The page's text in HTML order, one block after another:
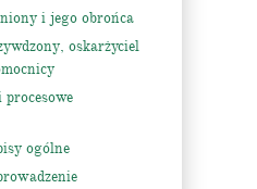
i jego obrońca
oskarżyciel
ogólne